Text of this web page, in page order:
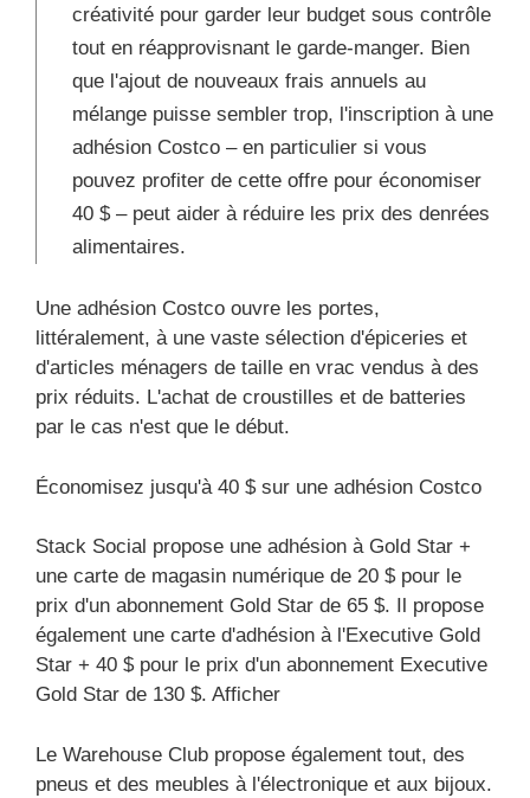
créativité pour garder leur budget sous contrôle
tout en réapprovisnant le garde-manger. Bien
que l'ajout de nouveaux frais annuels au
mélange puisse sembler trop, l'inscription à une
adhésion Costco – en particulier si vous
pouvez profiter de cette offre pour économiser
40 $ – peut aider à réduire les prix des denrées
alimentaires.
Une adhésion Costco ouvre les portes,
littéralement, à une vaste sélection d'épiceries et
d'articles ménagers de taille en vrac vendus à des
prix réduits. L'achat de croustilles et de batteries
par le cas n'est que le début.
Économisez jusqu'à 40 $ sur une adhésion Costco
Stack Social propose une adhésion à Gold Star +
une carte de magasin numérique de 20 $ pour le
prix d'un abonnement Gold Star de 65 $. Il propose
également une carte d'adhésion à l'Executive Gold
Star + 40 $ pour le prix d'un abonnement Executive
Gold Star de 130 $. Afficher
Le Warehouse Club propose également tout, des
pneus et des meubles à l'électronique et aux bijoux.